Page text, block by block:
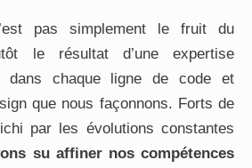
pas simplement le fruit du
le résultat d’une expertise
dans chaque ligne de code et
que nous façonnons. Forts de
par les évolutions constantes
su affiner nos compétences